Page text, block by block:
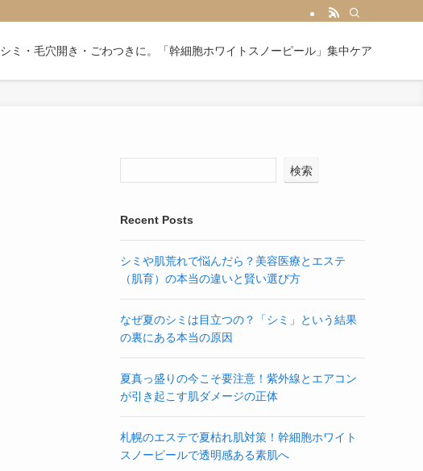
シミ・毛穴開き・ごわつきに。「幹細胞ホワイトスノーピール」集中ケア
検索
Recent Posts
シミや肌荒れで悩んだら？美容医療とエステ
（肌育）の本当の違いと賢い選び方
なぜ夏のシミは目立つの？「シミ」という結果
の裏にある本当の原因
夏真っ盛りの今こそ要注意！紫外線とエアコン
が引き起こす肌ダメージの正体
札幌のエステで夏枯れ肌対策！幹細胞ホワイト
スノーピールで透明感ある素肌へ